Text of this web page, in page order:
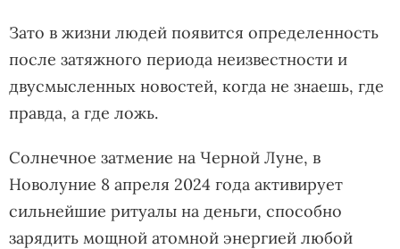
Зато в жизни людей появится определенность
после затяжного периода неизвестности и
двусмысленных новостей, когда не знаешь, где
правда, а где ложь.
Солнечное затмение на Черной Луне, в
Новолуние 8 апреля 2024 года активирует
сильнейшие ритуалы на деньги, способно
зарядить мощной атомной энергией любой